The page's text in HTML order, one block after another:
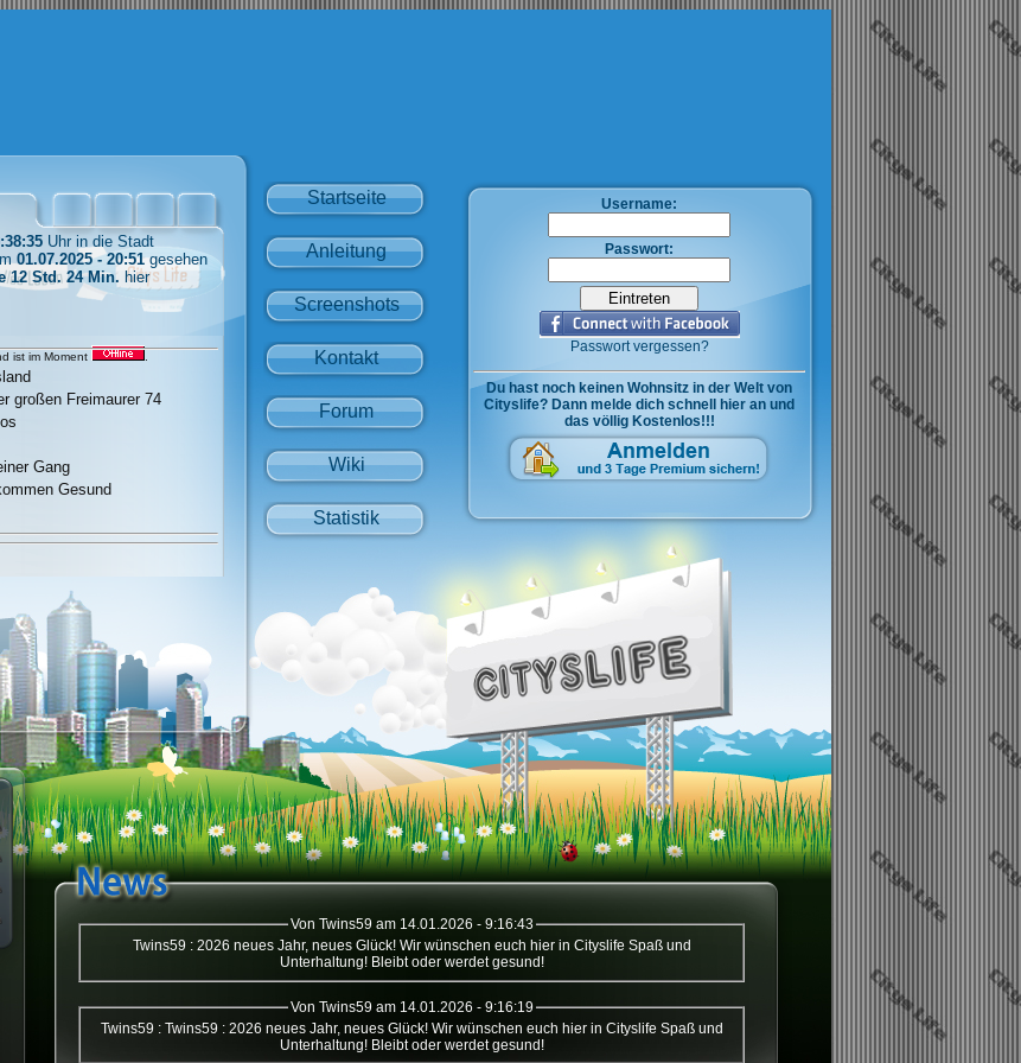
Uhr in die Stadt
01.07.2025 - 20:51gesehen
12 Std. 24 Min. hier
ist im Moment
großen Freimaurer 74
Gang
Gesund
Username:
Passwort:
Passwort vergessen?
Du hast noch keinen Wohnsitz in der Welt von
Cityslife? Dann melde dich schnell hier an und
das völlig Kostenlos!!!
Startseite
Anleitung
Screenshots
Kontakt
Forum
Wiki
Statistik
Von Twins59 am 14.01.2026 - 9:16:43
Twins59 : 2026 neues Jahr, neues Glück! Wir wünschen euch hier in Cityslife Spaß und
Unterhaltung! Bleibt oder werdet gesund!
Von Twins59 am 14.01.2026 - 9:16:19
Twins59 : Twins59 : 2026 neues Jahr, neues Glück! Wir wünschen euch hier in Cityslife Spaß und
Unterhaltung! Bleibt oder werdet gesund!